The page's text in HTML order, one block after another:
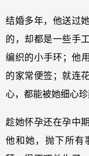
结婚多年，他送过
的，却都是一些手
编织的小手环；他
的家常便签；就连
心，都能被她细心
趁她怀孕还在孕中
他和她，抛下所有